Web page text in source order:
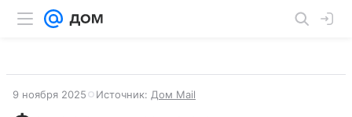
9 ноября 2025 Источник: Дом Mail